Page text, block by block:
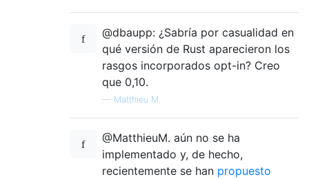
@dbaupp: ¿Sabría por casualidad en
qué versión de Rust aparecieron los
rasgos incorporados opt-in? Creo
que 0,10.
— Matthieu M.
@MatthieuM. aún no se ha
implementado y, de hecho,
recientemente se han propuesto